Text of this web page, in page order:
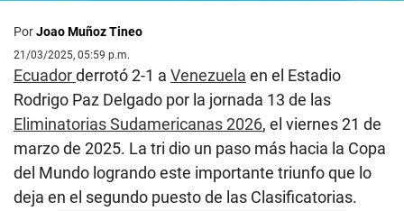
PorJoao Muñoz Tineo
21/03/2025, 05:59 p.m.
Ecuadorderrotó 2-1 a Venezuela en el Estadio
Rodrigo Paz Delgado por la jornada 13 de las
Eliminatorias Sudamericanas 2026, el viernes 21 de
marzo de 2025. La tri dio un paso más hacia la Copa
del Mundo logrando este importante triunfo que lo
deja en el segundo puesto de las Clasificatorias.